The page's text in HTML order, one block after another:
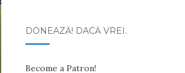
DONEAZĂ! DACĂ VREI.
Become a Patron!